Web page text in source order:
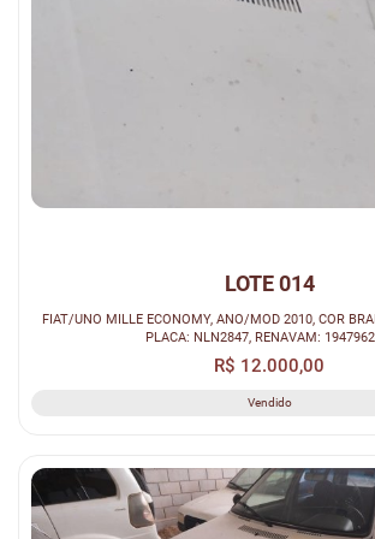
LOTE 014
FIAT/UNO MILLE ECONOMY, ANO/MOD 2010, COR BRANCA AALCO/GASOL,
PLACA: NLN2847, RENAVAM:
R$ 12.000,00
Vendido